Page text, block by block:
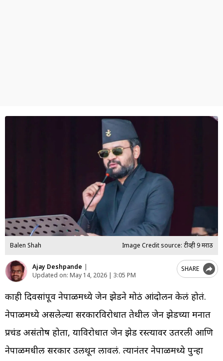
Balen Shah Image Credit source: टीव्ही 9 मराठी
Ajay Deshpande |
Updated on: May 14, 2026 | 3:05 PM
SHARE
काही दिवसांपूर्वी नेपाळमध्ये जेन झेडने मोठं आंदोलन केलं होतं.
नेपाळमध्ये असलेल्या सरकारविरोधात तेथील जेन झेडच्या मनात
प्रचंड असंतोष होता, याविरोधात जेन झेड रस्त्यावर उतरली आणि
नेपाळमधील सरकार उलथून लावलं. त्यानंतर नेपाळमध्ये पुन्हा